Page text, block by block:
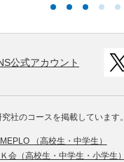
公式アカウント
社のコースを掲載しています。
MEPLO （高校生・中学生）
Ｋ会（高校生・中学生・小学生）